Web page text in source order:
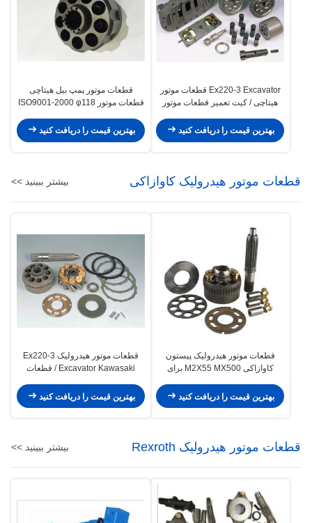
Ex220-3 Excavator قطعات موتور
هیتاچی / کیت تعمیر قطعات موتور
بهترین قیمت را دریافت کنید
قطعات موتور پمپ بیل هیتاچی
قطعات موتور ISO9001-2000 φ118
بهترین قیمت را دریافت کنید
قطعات موتور هیدرولیک کاوازاکی بیشتر ببینید >>
قطعات موتور هیدرولیک پیستون
کاوازاکی M2X55 MX500 برای
Excavator DNB60
بهترین قیمت را دریافت کنید
قطعات موتور هیدرولیک Ex220-3
Excavator Kawasaki / قطعات
بهترین قیمت را دریافت کنید
قطعات موتور هیدرولیک Rexroth بیشتر ببینید >>